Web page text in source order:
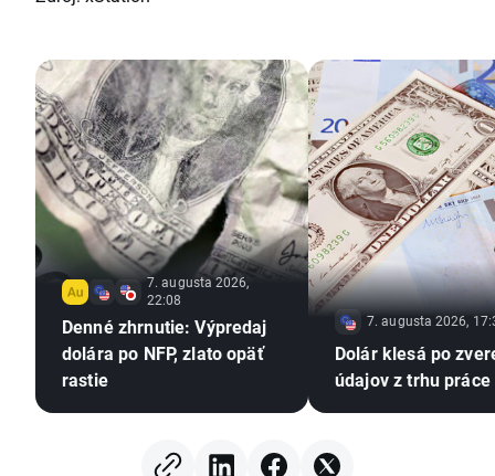
7. augusta 2026,
22:08
Denné zhrnutie: Výpredaj
dolára po NFP, zlato opäť
rastie
7. augusta 2026,
Dolár klesá po
údajov z trhu práce